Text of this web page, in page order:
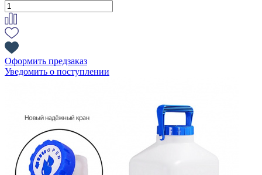
Оформить предзаказ
Уведомить о поступлении